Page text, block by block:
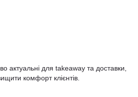
актуальні для takeaway та доставки,
комфорт клієнтів.